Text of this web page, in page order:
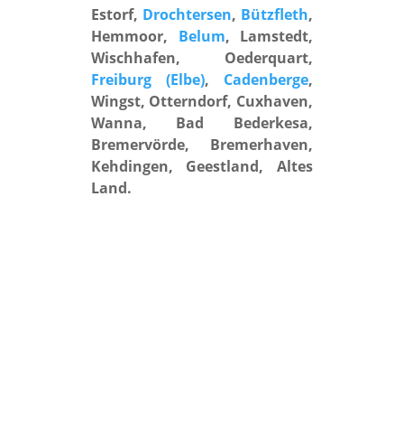
Estorf, Drochtersen, Bützfleth,
Hemmoor, Belum, Lamstedt,
Wischhafen, Oederquart,
Freiburg (Elbe), Cadenberge,
Wingst, Otterndorf, Cuxhaven,
Wanna, Bad Bederkesa,
Bremervörde, Bremerhaven,
Kehdingen, Geestland, Altes
Land.